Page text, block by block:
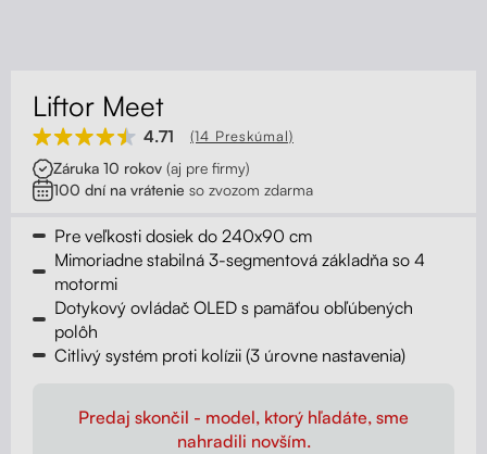
Stojany na monitor - Riser
Skrinky so zásuvkami a zásuvky
Akustické paravány
Opierky
Liftor Meet
4.71 (14 Preskúmal)
Záruka 10 rokov (aj pre firmy)
100 dní na vrátenie so zvozom zdarma
Pre veľkosti dosiek do 240x90 cm
Mimoriadne stabilná 3-segmentová základňa so 4
motormi
Dotykový ovládač OLED s pamäťou obľúbených
polôh
Citlivý systém proti kolízii (3 úrovne nastavenia)
Predaj skončil - model, ktorý hľadáte, sme
nahradili novším.